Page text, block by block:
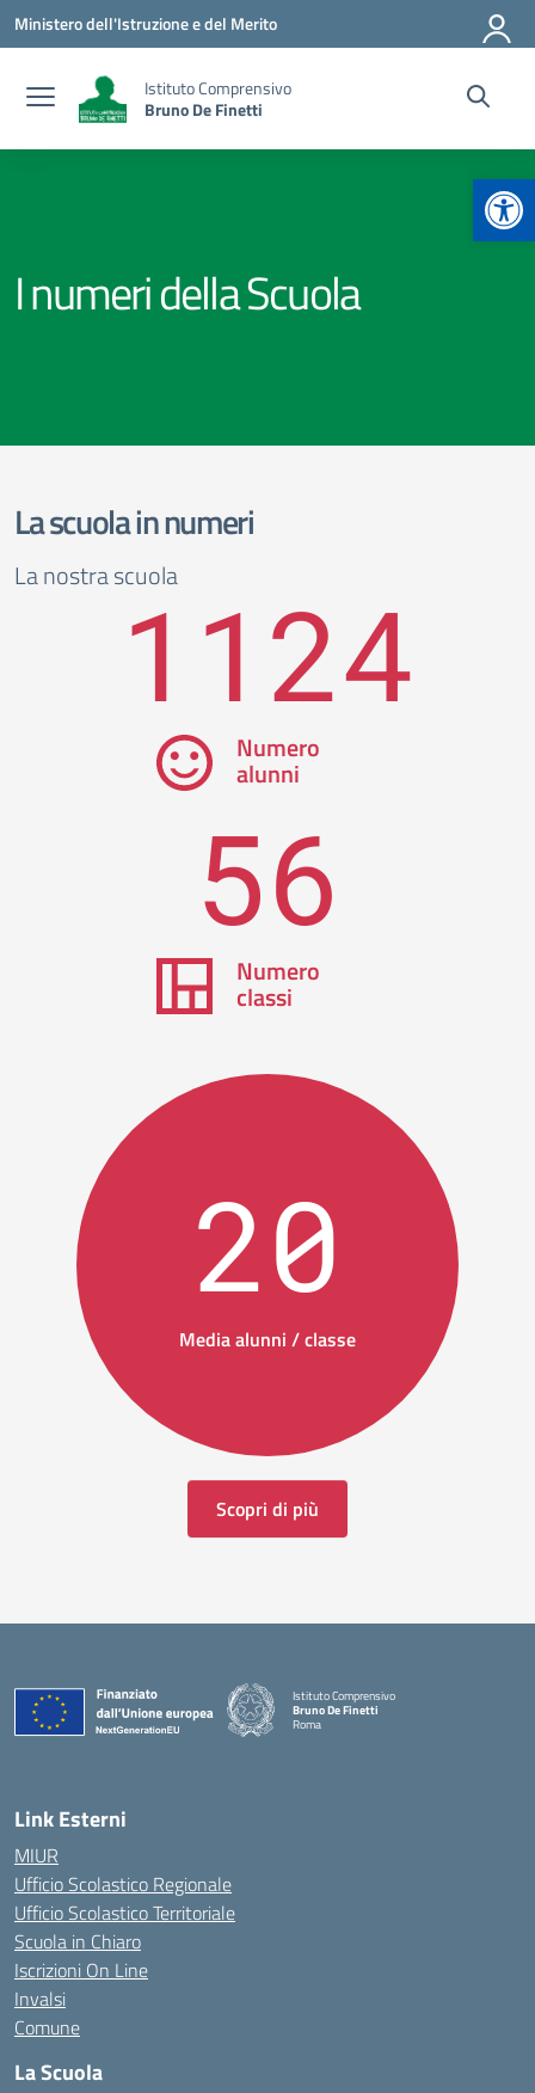
Vai ai contenuti
Vai al menu di navigazione
Vai al footer
Ministero dell'Istruzione e del Merito
Istituto Comprensivo
Bruno De Finetti
I numeri della Scuola
La scuola in numeri
La nostra scuola1124
Numero
alunni
56
Numero
classi
20
Media alunni / classe
Scopri di più
Istituto Comprensivo
Bruno De Finetti
Roma
Link Esterni
MIUR
Ufficio Scolastico Regionale
Ufficio Scolastico Territoriale
Scuola in Chiaro
Iscrizioni On Line
Invalsi
Comune
La Scuola